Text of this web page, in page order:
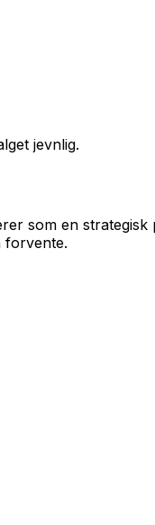
jevnlig.
som en
forvente.